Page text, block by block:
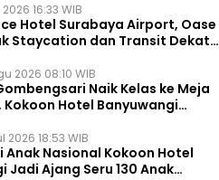
16:33 WIB
Hotel Surabaya Airport, Oase
Staycation dan Transit Dekat
2026 08:10 WIB
Naik Kelas ke Meja
Kokoon Hotel Banyuwangi
2026 18:53 WIB
Anak Nasional Kokoon Hotel
Jadi Ajang Seru 130 Anak